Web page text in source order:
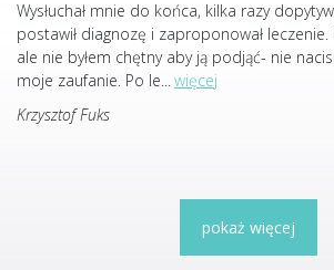
Wysłuchał mnie do końca, kilka razy
postawił diagnozę i zaproponował
ale nie byłem chętny aby ją podjąć- nie
moje zaufanie. Po le...więcej
Krzysztof Fuks
pokaż więcej